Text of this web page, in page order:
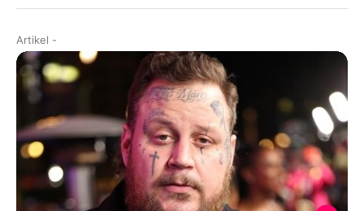
Artikel -